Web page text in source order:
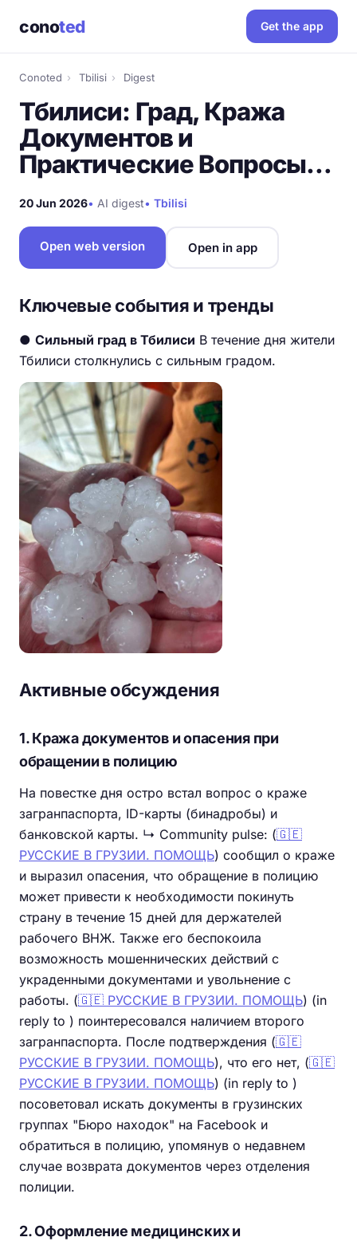
conoted Get the app
Conoted › Tbilisi › Digest
Тбилиси: Град, Кража
Документов и
Практические Вопросы…
20 Jun 2026• AI digest• Tbilisi
Open web version Open in app
Ключевые события и тренды
● Сильный град в Тбилиси В течение дня жители
Тбилиси столкнулись с сильным градом.
Активные обсуждения
1. Кража документов и опасения при
обращении в полицию
На повестке дня остро встал вопрос о краже
загранпаспорта, ID-карты (бинадробы) и
банковской карты. ↳ Community pulse: (🇬🇪
РУССКИЕ В ГРУЗИИ. ПОМОЩЬ) сообщил о краже
и выразил опасения, что обращение в полицию
может привести к необходимости покинуть
страну в течение 15 дней для держателей
рабочего ВНЖ. Также его беспокоила
возможность мошеннических действий с
украденными документами и увольнение с
работы. (🇬🇪 РУССКИЕ В ГРУЗИИ. ПОМОЩЬ) (in
reply to ) поинтересовался наличием второго
загранпаспорта. После подтверждения (🇬🇪
РУССКИЕ В ГРУЗИИ. ПОМОЩЬ), что его нет, (🇬🇪
РУССКИЕ В ГРУЗИИ. ПОМОЩЬ) (in reply to )
посоветовал искать документы в грузинских
группах "Бюро находок" на Facebook и
обратиться в полицию, упомянув о недавнем
случае возврата документов через отделения
полиции.
2. Оформление медицинских и